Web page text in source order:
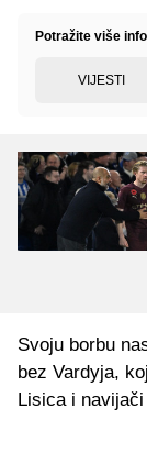
Potražite više
VIJESTI
Svoju borbu
bez Vardyja,
Lisica i